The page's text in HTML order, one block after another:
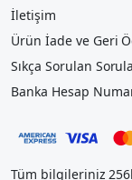
İletişim
Ürün İade ve Geri
Sıkça Sorulan
Banka Hesap
Tüm bilgileriniz